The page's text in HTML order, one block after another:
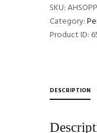
SKU:AHSOPP
Category:
Product ID:
DESCRIPTION